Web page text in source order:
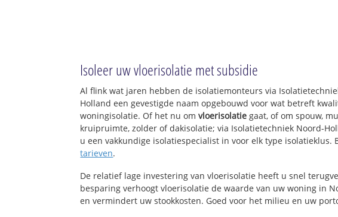
Isoleer uw vloerisolatie met subsidie
Al flink wat jaren hebben de isolatiemonteurs via
Holland een gevestigde naam opgebouwd voor wat betreft
woningisolatie. Of het nu omvloerisolatie gaat, of om spouw,
kruipruimte, zolder of dakisolatie; via Isolatietechniek Noord-
u een vakkundige isolatiespecialist in voor elk type isolatieklus.
tarieven.
De relatief lage investering van vloerisolatie heeft u snel
besparing verhoogt vloerisolatie de waarde van uw woning in
en vermindert uw stookkosten. Goed voor het milieu en uw